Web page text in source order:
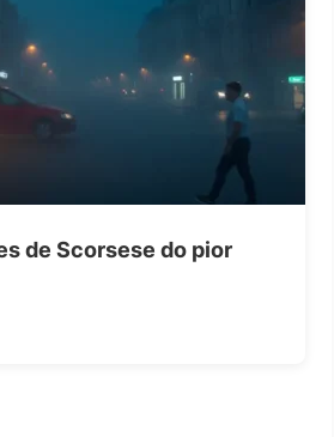
de Scorsese do pior